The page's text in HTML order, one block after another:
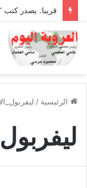
قريبا. يصدر كتب
الرئيسية /